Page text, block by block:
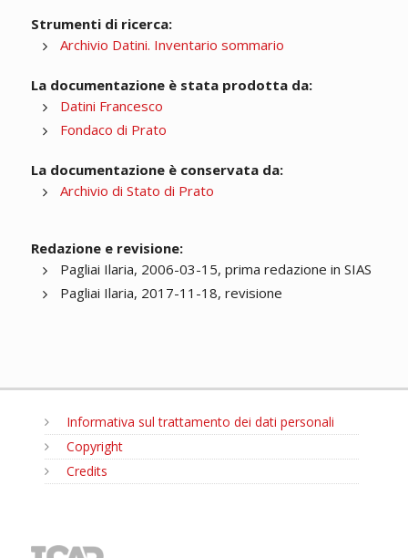
Strumenti di ricerca:
Archivio Datini. Inventario sommario
La documentazione è stata prodotta da:
Datini Francesco
Fondaco di Prato
La documentazione è conservata da:
Archivio di Stato di Prato
Redazione e revisione:
Pagliai Ilaria, 2006-03-15, prima redazione in SIAS
Pagliai Ilaria, 2017-11-18, revisione
Informativa sul trattamento dei dati personali
Copyright
Credits